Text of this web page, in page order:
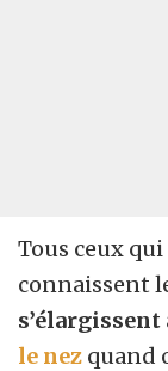
Tous ceux
connaissent
s’élargissent
le nez quand